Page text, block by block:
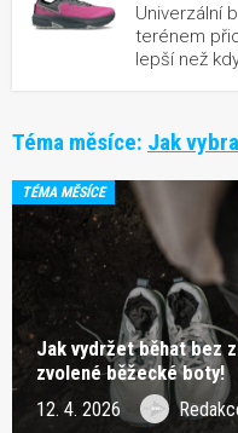
Univerzální
terénem
lepší než
Téma měsíce: Jak
TÉMA MĚSÍCE
Jak vydržet běhat bez
zvolené běžecké boty!
12. 4. 2026